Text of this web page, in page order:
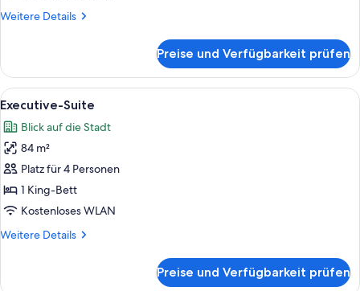
anzeigen
Weitere Details
Weitere
Suite,
1 King-
Bett
Suite)
Preise und Verfügbarkeit prüfen
Alle
Fotos
für
Executive-
Suite
anzeigen
Ein Hotelzimmer mit einem großen
4
Executive-Suite
Blick auf die Stadt
84 m²
Platz für 4 Personen
1 King-Bett
Kostenloses WLAN
Weitere Details
Weitere
Preise und Verfügbarkeit prüfen